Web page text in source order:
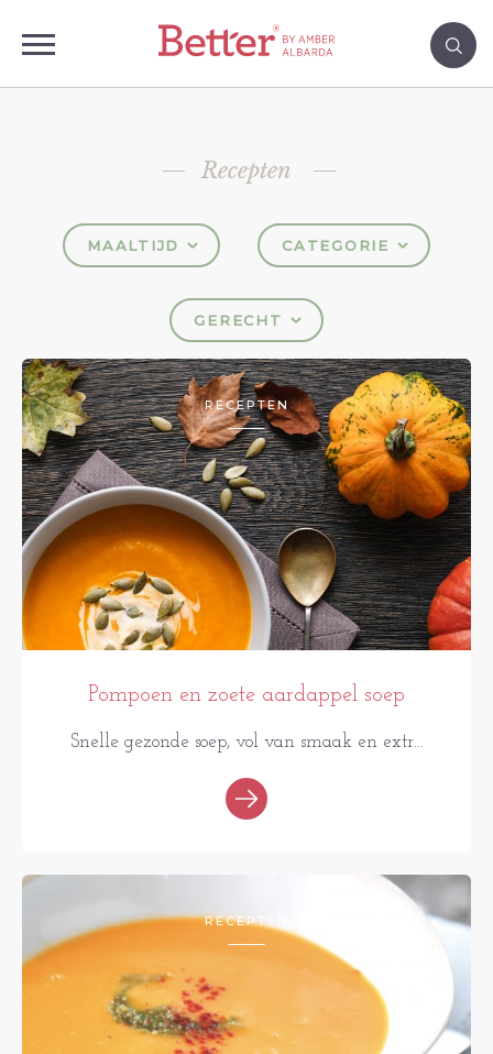
Recepten
MAALTIJD CATEGORIE
GERECHT
RECEPTEN
Pompoen en zoete aardappel soep
Snelle gezonde soep, vol van smaak en extr...
RECEPTEN